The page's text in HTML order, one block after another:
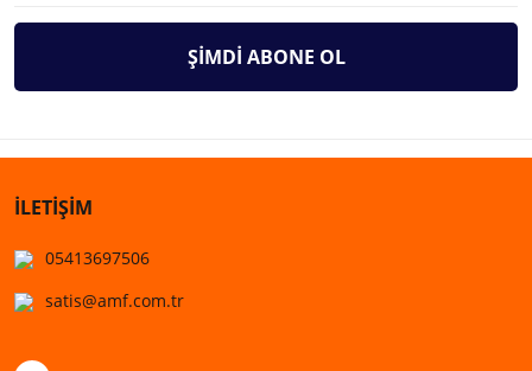
ŞİMDİ ABONE OL
İLETİŞİM
05413697506
satis@amf.com.tr